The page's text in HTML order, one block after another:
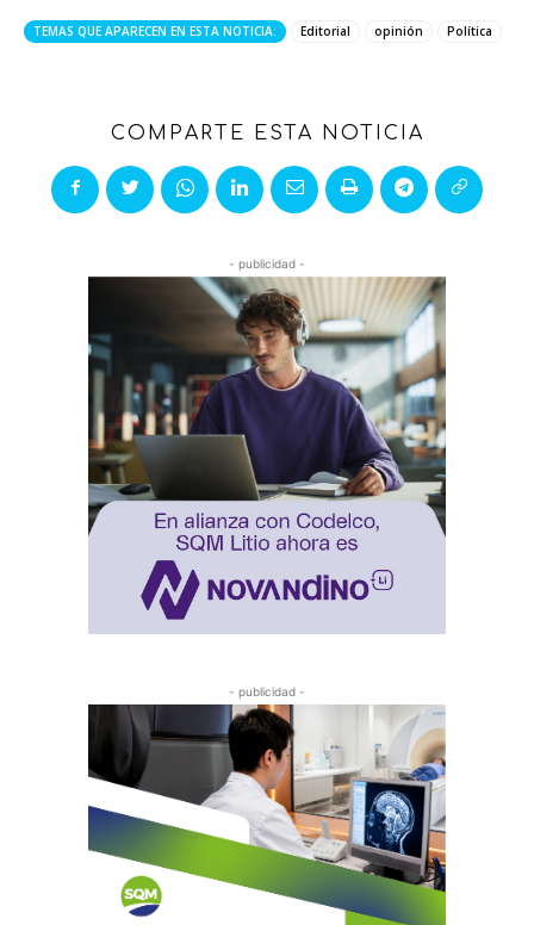
TEMAS QUE APARECEN EN ESTA NOTICIA: Editorial opinión Política
COMPARTE ESTA NOTICIA
- publicidad -
- publicidad -